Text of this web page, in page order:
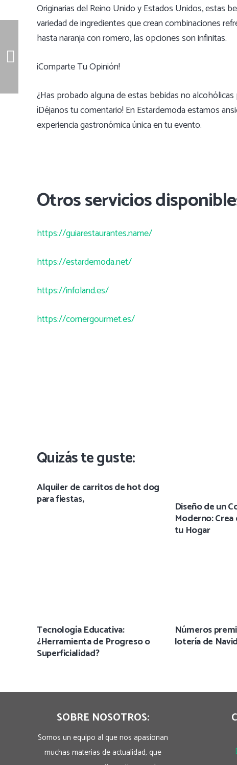
Originarias del Reino Unido y Estados Unidos, estas
variedad de ingredientes que crean combinaciones
hasta naranja con romero, las opciones son infinitas.
¡Comparte Tu Opinión!
¿Has probado alguna de estas bebidas no
¡Déjanos tu comentario! En Estardemoda estamos
experiencia gastronómica única en tu evento.
Otros servicios
https://guiarestaurantes.name/
https://estardemoda.net/
https://infoland.es/
https://cornergourmet.es/
Quizás te guste:
Alquiler de carritos de hot dog
para fiestas, Diseño de un
Moderno:
tu Hogar
Tecnología Educativa:
¿Herramienta de Progreso o
Superficialidad?
Números
lotería de
SOBRE NOSOTROS:
Somos un equipo al que nos apasionan
muchas materias de actualidad, que